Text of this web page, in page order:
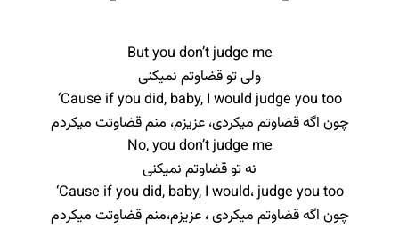
But you don’t judge me
ولی تو قضاوتم نمیکنی
‘Cause if you did, baby, I would judge you too
چون اگه قضاوتم میکردی، عزیزم، منم قضاوتت میکردم
No, you don’t judge me
نه تو قضاوتم نمیکنی
‘Cause if you did, baby, I would، judge you too
چون اگه قضاوتم میکردی ، عزیزم،‌منم قضاوتت میکردم